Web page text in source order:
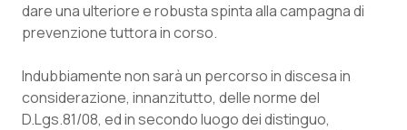
Calabria
Campania
Emilia-Romagna
Asma & BPCO
Car-T
Colesterolo & coronaropatie
dare una ulteriore e robusta spinta alla campagna di
prevenzione tuttora in corso.
Indubbiamente non sarà un percorso in discesa in
considerazione, innanzitutto, delle norme del
D.Lgs.81/08, ed in secondo luogo dei distinguo,